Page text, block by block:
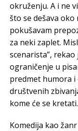
okruženju. A i ne
što se dešava
pokušavam
za neki zaplet.
scenarista”,
ograničenje u
predmet humora
društvenih
kome će se kretati.
Komedija kao